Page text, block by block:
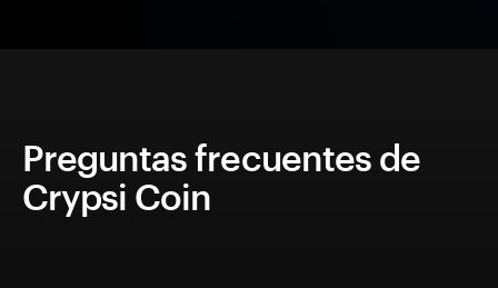
Preguntas frecuentes de
Crypsi Coin